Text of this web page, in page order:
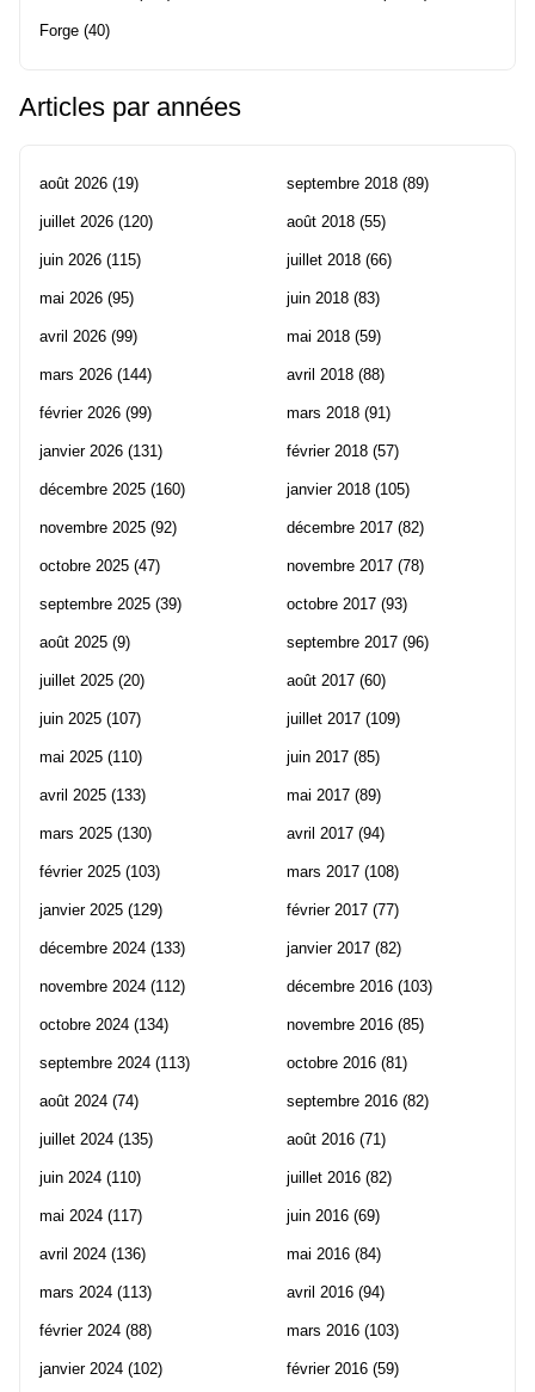
Forge (40)
Articles par années
août 2026 (19)
juillet 2026 (120)
juin 2026 (115)
mai 2026 (95)
avril 2026 (99)
mars 2026 (144)
février 2026 (99)
janvier 2026 (131)
décembre 2025 (160)
novembre 2025 (92)
octobre 2025 (47)
septembre 2025 (39)
août 2025 (9)
juillet 2025 (20)
juin 2025 (107)
mai 2025 (110)
avril 2025 (133)
mars 2025 (130)
février 2025 (103)
janvier 2025 (129)
décembre 2024 (133)
novembre 2024 (112)
octobre 2024 (134)
septembre 2024 (113)
août 2024 (74)
juillet 2024 (135)
juin 2024 (110)
mai 2024 (117)
avril 2024 (136)
mars 2024 (113)
février 2024 (88)
janvier 2024 (102)
septembre 2018 (89)
août 2018 (55)
juillet 2018 (66)
juin 2018 (83)
mai 2018 (59)
avril 2018 (88)
mars 2018 (91)
février 2018 (57)
janvier 2018 (105)
décembre 2017 (82)
novembre 2017 (78)
octobre 2017 (93)
septembre 2017 (96)
août 2017 (60)
juillet 2017 (109)
juin 2017 (85)
mai 2017 (89)
avril 2017 (94)
mars 2017 (108)
février 2017 (77)
janvier 2017 (82)
décembre 2016 (103)
novembre 2016 (85)
octobre 2016 (81)
septembre 2016 (82)
août 2016 (71)
juillet 2016 (82)
juin 2016 (69)
mai 2016 (84)
avril 2016 (94)
mars 2016 (103)
février 2016 (59)